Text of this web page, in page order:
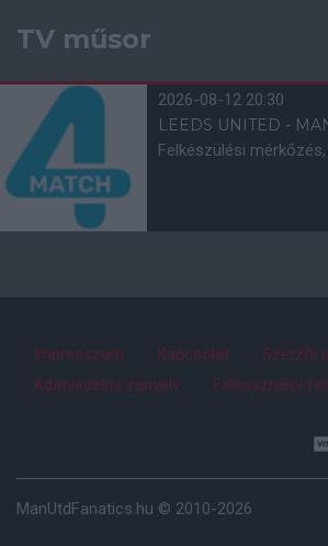
TV műsor
2026-08-12 20:30
LEEDS UNITED -
Felkészülési mérkőzés,
Impresszum Kapcsolat
Szerzői
Adatvédelmi irányelv
Felhasználói
ManUtdFanatics.hu © 2010-2026